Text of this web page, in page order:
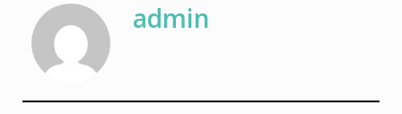
admin